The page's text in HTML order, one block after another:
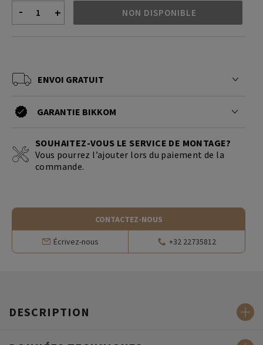
- + NON DISPONIBLE
ENVOI GRATUIT
GARANTIE BIKKOM
SOUHAITEZ-VOUS LE SERVICE DE MONTAGE?
Vous pourrez l’ajouter lors du paiement de la
commande.
CONTACTEZ-NOUS
Écrivez-nous +32 22735812
DESCRIPTION